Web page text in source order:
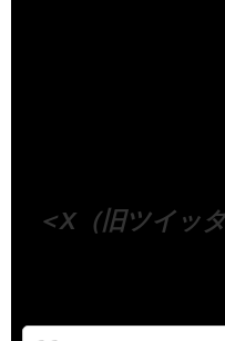
＜X（旧ツイッ